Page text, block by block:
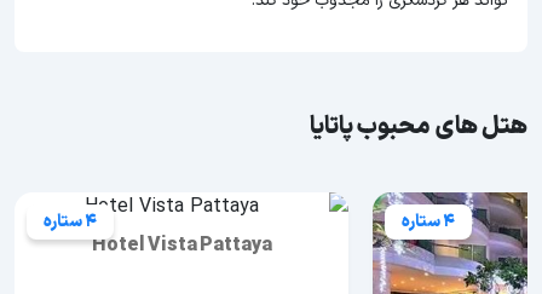
هتل های محبوب پاتایا
4 ستاره 4 ستاره
Hotel Vista Pattaya